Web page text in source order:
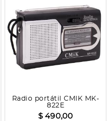
Radio portátil CMIK MK-
822E
$ 490,00